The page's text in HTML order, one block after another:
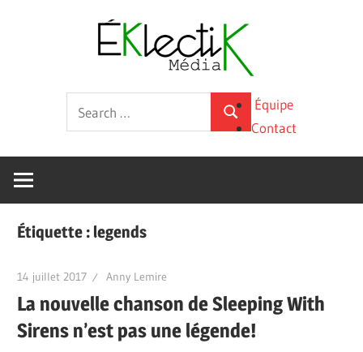
toutes
ses
formes
for:
Search
Équipe
Contact
Étiquette : legends
14 juillet 2017 Anny Lemire
La nouvelle chanson de Sleeping With
Sirens n’est pas une légende!